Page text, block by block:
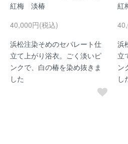
紅梅 淡椿
40,000円(税込)
浜松注染そめのセパレート仕
立て上がり浴衣。ごく淡いピ
ンクで、白の椿を染め抜きま
した
紅
浜
立
ン
し